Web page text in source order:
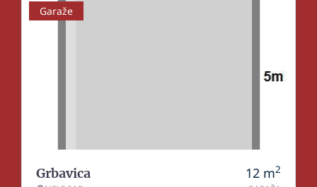
Garaže
Grbavica 12 m2